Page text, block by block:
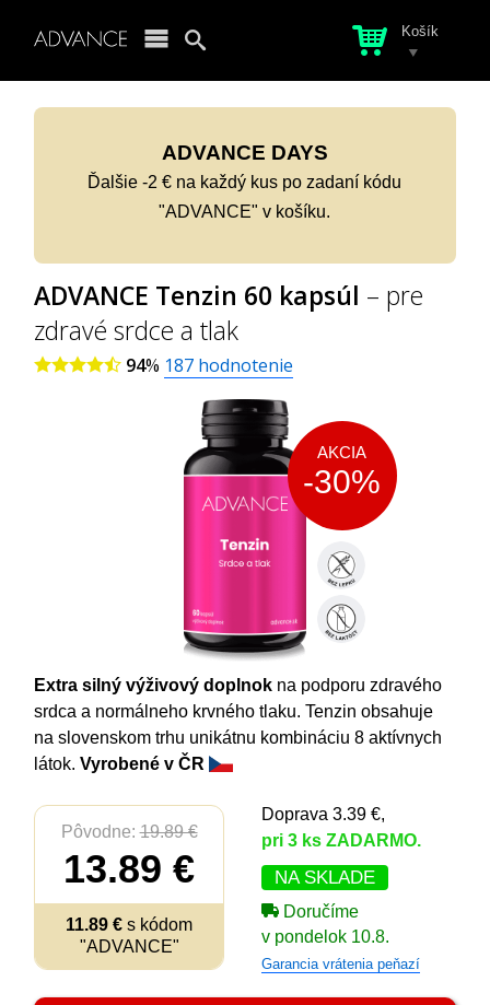
Košík
ADVANCE DAYS
Ďalšie -2 € na každý kus po zadaní kódu
"ADVANCE" v košíku.
ADVANCE Tenzin 60 kapsúl – pre
zdravé srdce a tlak
94% 187 hodnotenie
AKCIA
-30%
Extra silný výživový doplnok na podporu zdravého
srdca a normálneho krvného tlaku. Tenzin obsahuje
na slovenskom trhu unikátnu kombináciu 8 aktívnych
látok.Vyrobené v ČR
Pôvodne:19.89 €
13.89 €
11.89 € s kódom
"ADVANCE"
Doprava 3.39 €,
pri 3 ks ZADARMO.
NA SKLADE
Doručíme
v pondelok 10.8.
Garancia vrátenia peňazí